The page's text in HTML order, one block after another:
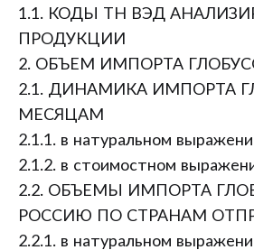
1.1. КОДЫ ТН ВЭД
ПРОДУКЦИИ
2. ОБЪЕМ ИМПОРТА
2.1. ДИНАМИКА ИМПОРТА
МЕСЯЦАМ
2.1.1. в натуральном
2.1.2. в стоимостном
2.2. ОБЪЕМЫ ИМПОРТА
РОССИЮ ПО СТРАНАМ
2.2.1. в натуральном